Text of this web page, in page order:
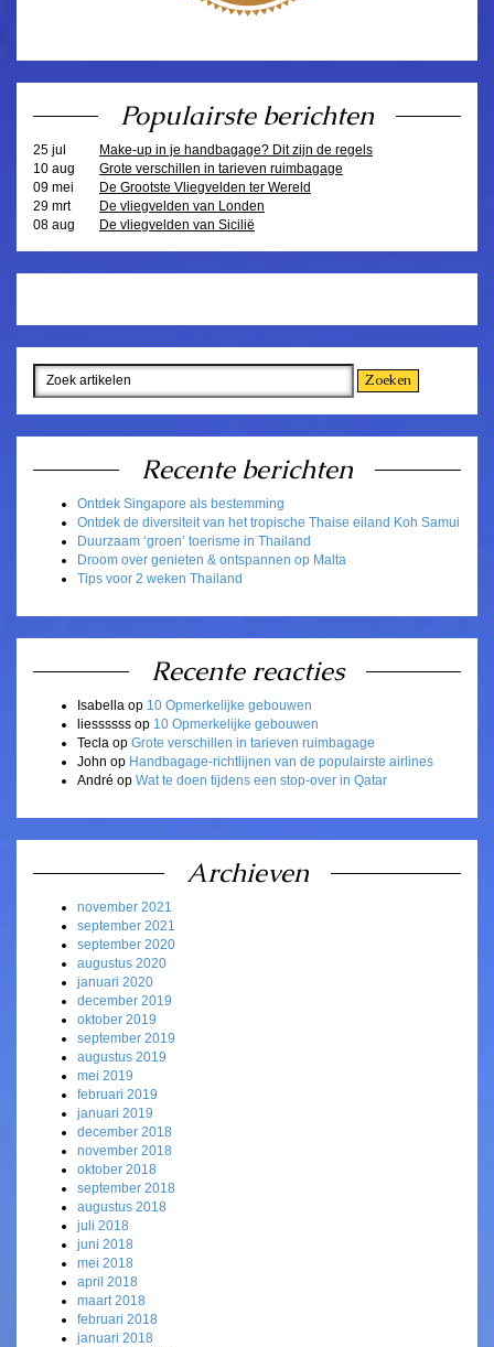
Populairste berichten
25 jul
Make-up in je handbagage? Dit zijn de regels
10 aug
Grote verschillen in tarieven ruimbagage
09 mei
De Grootste Vliegvelden ter Wereld
29 mrt
De vliegvelden van Londen
08 aug
De vliegvelden van Sicilië
Recente berichten
Ontdek Singapore als bestemming
Ontdek de diversiteit van het tropische Thaise eiland Koh Samui
Duurzaam ‘groen’ toerisme in Thailand
Droom over genieten & ontspannen op Malta
Tips voor 2 weken Thailand
Recente reacties
Isabella op 10 Opmerkelijke gebouwen
liessssss op 10 Opmerkelijke gebouwen
Tecla op Grote verschillen in tarieven ruimbagage
John op Handbagage-richtlijnen van de populairste airlines
André op Wat te doen tijdens een stop-over in Qatar
Archieven
november 2021
september 2021
september 2020
augustus 2020
januari 2020
december 2019
oktober 2019
september 2019
augustus 2019
mei 2019
februari 2019
januari 2019
december 2018
november 2018
oktober 2018
september 2018
augustus 2018
juli 2018
juni 2018
mei 2018
april 2018
maart 2018
februari 2018
januari 2018